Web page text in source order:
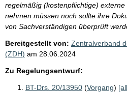
regelmäßig (kostenpflichtige) externe
nehmen müssen noch sollte ihre
von Sachverständigen überprüft
Bereitgestellt von: Zentralverband
(ZDH) am 28.06.2024
Zu Regelungsentwurf:
BT-Drs. 20/13950 (Vorgang)